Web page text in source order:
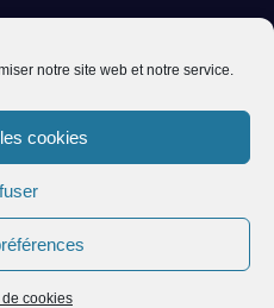
notre site web et notre service.
cookies
cookies
gic67@orange.fr
SARRE-UNION